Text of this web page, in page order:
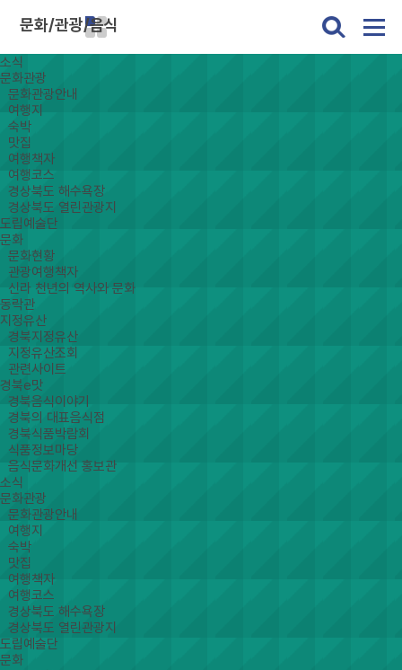
문화/관광/음식
소식
문화관광
문화관광안내
여행지
숙박
맛집
여행책자
여행코스
경상북도 해수욕장
경상북도 열린관광지
도립예술단
문화
문화현황
관광여행책자
신라 천년의 역사와 문화
동락관
지정유산
경북지정유산
지정유산조회
관련사이트
경북e맛
경북음식이야기
경북의 대표음식점
경북식품박람회
식품정보마당
음식문화개선 홍보관
소식
문화관광
문화관광안내
여행지
숙박
맛집
여행책자
여행코스
경상북도 해수욕장
경상북도 열린관광지
도립예술단
문화